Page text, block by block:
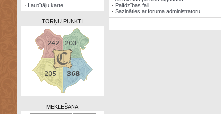
· Laupītāju karte
TORŅU PUNKTI
MEKLĒŠANA
· Palīdzības faili
· Sazināties ar foruma administratoru